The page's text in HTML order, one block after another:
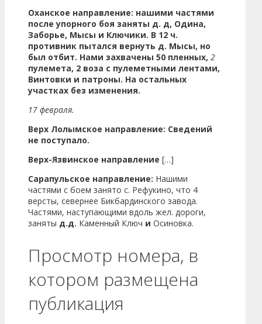
Оханское направление: нашими частями
после упорного боя заняты д. д, Одина,
Заборье, Мысы и Ключики. В 12 ч.
противник пытался вернуть д. Мысы, но
был отбит. Нами захвачены 50 пленных, 2
пулемета, 2 воза с пулеметными лентами,
Винтовки и патроны. На остальных
участках без изменения.
17 февраля.
Верх Лолымское направление: Сведений
не поступало.
Верх-Язвинское направление […]
Сарапульское направление: Нашими
частями с боем занято с. Рефукино, что 4
версты, севернее Бикбардинского завода.
Частями, наступающими вдоль жел. дороги,
заняты д.д. Каменный Ключ и Осиновка.
Просмотр номера, в
котором размещена
публикация